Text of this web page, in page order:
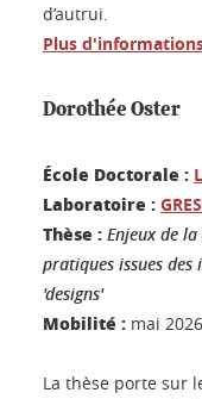
d’autrui.
Plus
Dorothée Oster
École Doctorale :
Laboratoire :
Thèse : Enjeux de
pratiques issues des
'designs'
Mobilité : mai 2026
La thèse porte sur